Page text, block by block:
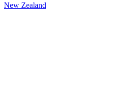
New Zealand